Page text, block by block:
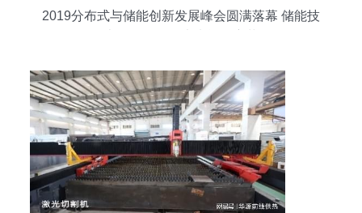
2019分布式与储能创新发展峰会圆满落幕 储能技